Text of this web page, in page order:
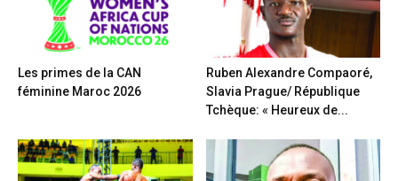
Les primes de la CAN
féminine Maroc 2026
Ruben Alexandre Compaoré,
Slavia Prague/ République
Tchèque: « Heureux de...